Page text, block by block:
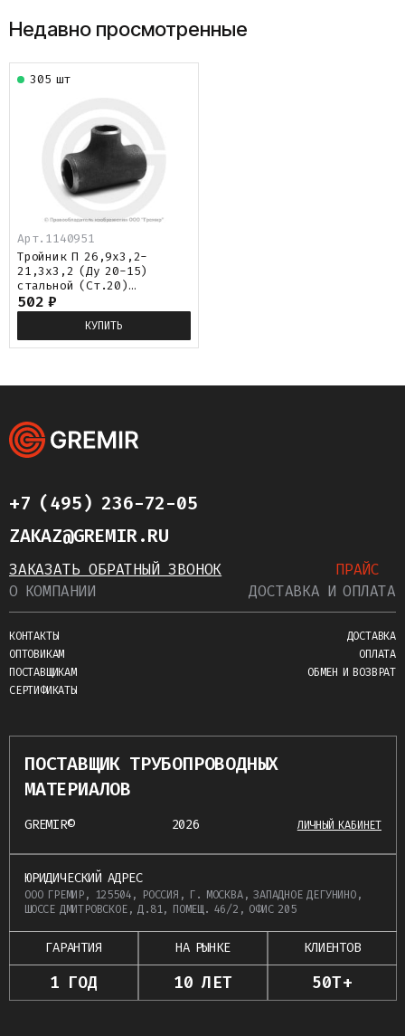
Недавно просмотренные
Арт. 1140951
305 шт
Тройник П 26,9х3,2-
21,3х3,2 (Ду 20-15)
стальной (Ст.20)
переходной исп.1 ГОСТ
17376
502 ₽
КУПИТЬ
+7 (495) 236-72-05
ZAKAZ@GREMIR.RU
ЗАКАЗАТЬ ОБРАТНЫЙ ЗВОНОК
ПРАЙС
О КОМПАНИИ
КОНТАКТЫ
ОПТОВИКАМ
ПОСТАВЩИКАМ
СЕРТИФИКАТЫ
ДОСТАВКА И ОПЛАТА
ДОСТАВКА
ОПЛАТА
ОБМЕН И ВОЗВРАТ
ПОСТАВЩИК ТРУБОПРОВОДНЫХ
МАТЕРИАЛОВ
GREMIR© 2026 ЛИЧНЫЙ КАБИНЕТ
ЮРИДИЧЕСКИЙ АДРЕС
ООО ГРЕМИР, 125504, РОССИЯ, Г. МОСКВА, ЗАПАДНОЕ ДЕГУНИНО,
ШОССЕ ДМИТРОВСКОЕ, Д.81, ПОМЕЩ. 46/2, ОФИС 205
ГАРАНТИЯ
1 ГОД
НА РЫНКЕ
10 ЛЕТ
КЛИЕНТОВ
50Т+